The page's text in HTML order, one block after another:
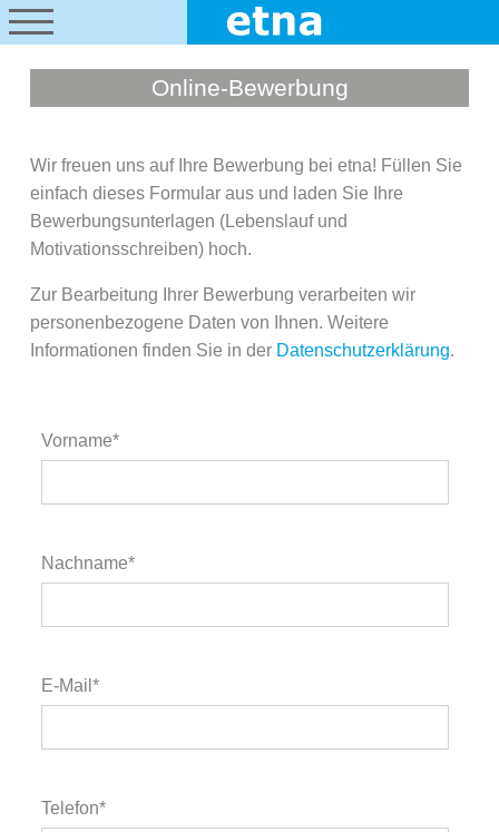
Online-Bewerbung
Wir freuen uns auf Ihre Bewerbung bei etna! Füllen Sie
einfach dieses Formular aus und laden Sie Ihre
Bewerbungsunterlagen (Lebenslauf und
Motivationsschreiben) hoch.
Zur Bearbeitung Ihrer Bewerbung verarbeiten wir
personenbezogene Daten von Ihnen. Weitere
Informationen finden Sie in der Datenschutzerklärung.
Vorname*
Nachname*
E-Mail*
Telefon*